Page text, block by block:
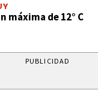
máxima de 12° C
PUBLICIDAD